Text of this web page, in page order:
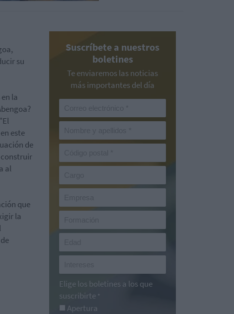
su
la
este
de
construir
al
que
la
Suscríbete a nuestros
boletines
Te enviaremos las noticias
más importantes del día
Elige los boletines a los que
suscribirte *
Apertura